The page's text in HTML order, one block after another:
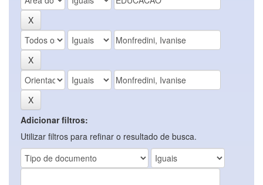
Adicionar filtros:
Utilizar filtros para refinar o resultado de busca.